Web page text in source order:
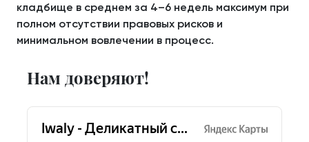
кладбище в среднем за 4–6 недель максимум при
полном отсутствии правовых рисков и
минимальном вовлечении в процесс.
Нам доверяют!